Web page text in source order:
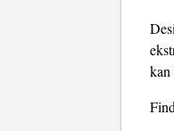
kan